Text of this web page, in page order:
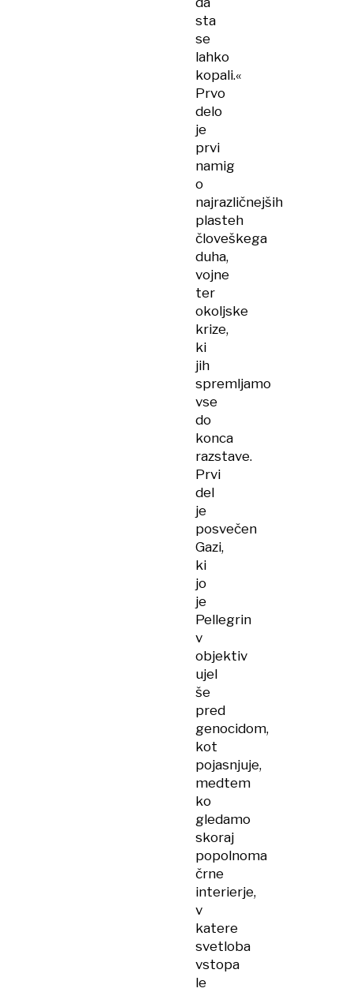
sta
se
lahko
kopali.«
Prvo
delo
je
prvi
namig
o
najrazličnejših
plasteh
človeškega
duha,
vojne
ter
okoljske
krize,
ki
jih
spremljamo
vse
do
konca
razstave.
Prvi
del
je
posvečen
Gazi,
ki
jo
je
Pellegrin
v
objektiv
ujel
še
pred
genocidom,
kot
pojasnjuje,
medtem
ko
gledamo
skoraj
popolnoma
črne
interierje,
v
katere
svetloba
vstopa
le